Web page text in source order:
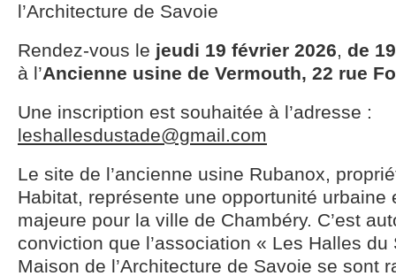
l’Architecture de Savoie
Rendez-vous le jeudi 19 février 2026, de
à l’Ancienne usine de Vermouth, 22 rue
Une inscription est souhaitée à l’adresse :
leshallesdustade@gmail.com
Le site de l’ancienne usine Rubanox,
Habitat, représente une opportunité urbaine
majeure pour la ville de Chambéry. C’est
conviction que l’association « Les Halles du
Maison de l’Architecture de Savoie se sont